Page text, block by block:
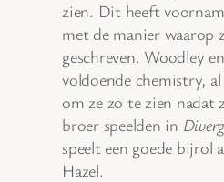
zien. Dit heeft
met de manier waarop
geschreven. Woodley
voldoende chemistry,
om ze zo te zien nadat
broer speelden in
speelt een goede bijrol
Hazel.